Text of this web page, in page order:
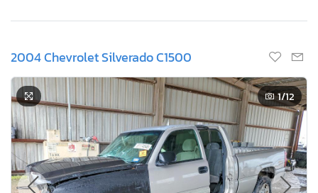
2004 Chevrolet Silverado C1500
1/12